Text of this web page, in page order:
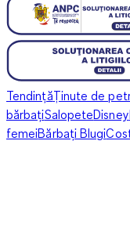
TendințăȚinute de
bărbațiSalopeteDisney
femeiBărbați Blugi